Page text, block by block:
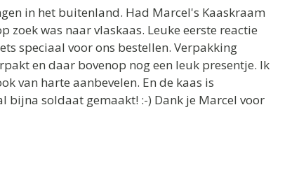
in het buitenland. Had Marcel's Kaaskraam
zoek was naar vlaskaas. Leuke eerste reactie
speciaal voor ons bestellen. Verpakking
en daar bovenop nog een leuk presentje. Ik
van harte aanbevelen. En de kaas is
bijna soldaat gemaakt! :-) Dank je Marcel voor